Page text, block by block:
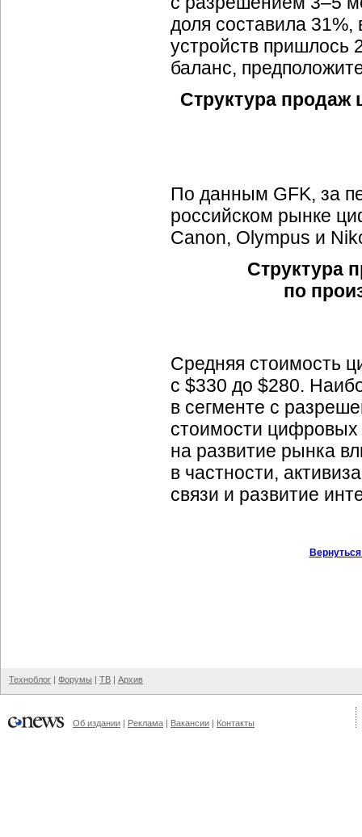
доля составила
устройств пришлось
баланс,
Структура
По данным GFK, за
российском рынке
Canon, Olympus и
Структура
по
Средняя стоимость
с $330 до $280.
в сегменте с
стоимости
на развитие рынка
в частности,
связи и развитие
Техноблог | Форумы | ТВ | Архив
Об издании | Реклама | Вакансии | Контакты